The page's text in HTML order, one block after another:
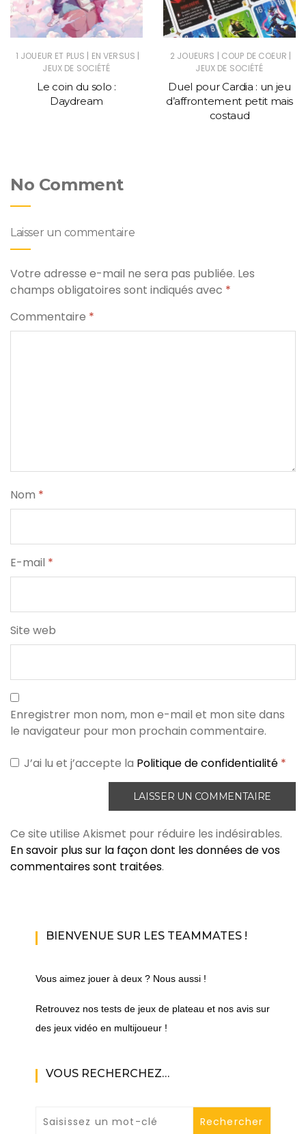
1 JOUEUR ET PLUS | EN VERSUS |
JEUX DE SOCIÉTÉ
Le coin du solo :
Daydream
2 JOUEURS | COUP DE COEUR |
JEUX DE SOCIÉTÉ
Duel pour Cardia : un jeu
d’affrontement petit mais
costaud
No Comment
Laisser un commentaire
Votre adresse e-mail ne sera pas publiée. Les
champs obligatoires sont indiqués avec *
Commentaire *
Nom *
E-mail *
Site web
Enregistrer mon nom, mon e-mail et mon site dans
le navigateur pour mon prochain commentaire.
J’ai lu et j’accepte la Politique de confidentialité *
Ce site utilise Akismet pour réduire les indésirables.
En savoir plus sur la façon dont les données de vos
commentaires sont traitées.
BIENVENUE SUR LES TEAMMATES !
Vous aimez jouer à deux ? Nous aussi !
Retrouvez nos tests de jeux de plateau et nos avis sur
des jeux vidéo en multijoueur !
VOUS RECHERCHEZ…